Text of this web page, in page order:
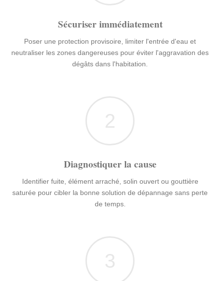
Sécuriser immédiatement
Poser une protection provisoire, limiter l'entrée d'eau et
neutraliser les zones dangereuses pour éviter l'aggravation des
dégâts dans l'habitation.
2
Diagnostiquer la cause
Identifier fuite, élément arraché, solin ouvert ou gouttière
saturée pour cibler la bonne solution de dépannage sans perte
de temps.
3